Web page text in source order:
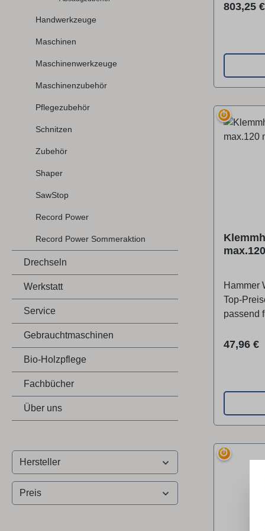
Handwerkzeuge
Maschinen
Maschinenwerkzeuge
Maschinenzubehör
Pflegezubehör
Schnitzen
Zubehör
Shaper
SawStop
Record Power
Record Power Sommeraktion
Drechseln
Werkstatt
Service
Gebrauchtmaschinen
Bio-Holzpflege
Fachbücher
Über uns
Hersteller
Preis
werden
über
auch bei
bei
Problem.
Serien
(bis 04/
803,25 €
⏱
Hammer
Top-Preisen
passend
auf 120
47,96 €
⏱